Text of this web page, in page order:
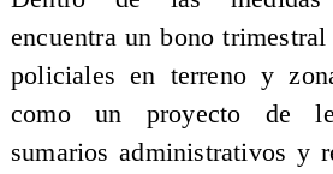
encuentra un bono
policiales en terreno y
como un proyecto de
sumarios administrativos y